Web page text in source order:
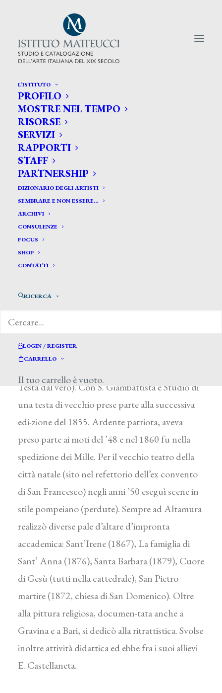
L’ISTITUTO
PROFILO
MOSTRE NEL TEMPO
RISORSE
SERVIZI
RAPPORTI
STAFF
PARTNERSHIP
DIZIONARIO DEGLI ARTISTI
SEMBRARE E NON ESSERE…
ARCHIVI
CONSULENZE
FOCUS
SHOP
CONTATTI
RICERCA
LOGIN / REGISTER
CARRELLO
Il tuo carrello è vuoto.
CERCA TRA GLI ARTISTI:
Search
for:
Lorusso Francesco*
LORUSSO FRANCESCO
Studiò all’Accademia di Belle Arti di Napoli
Mostra Borbonica del 1851 (Le quattro età
Testa dal vero). Con S. Giambattista e Studio di
una testa di vecchio prese parte alla successiva
edi-zione del 1855. Ardente patriota, aveva
preso parte ai moti del ’48 e nel 1860 fu nella
spedizione dei Mille. Per il vecchio teatro della
città natale (sito nel refettorio dell’ex convento
di San Francesco) negli anni ’50 eseguì scene in
stile pompeiano (perdute). Sempre ad Altamura
realizzò diverse pale d’altare d’impronta
accademica: Sant’Irene (1867), La famiglia di
Sant’ Anna (1876), Santa Barbara (1879), Cuore
di Gesù (tutti nella cattedrale), San Pietro
martire (1872, chiesa di San Domenico). Oltre
alla pittura religiosa, documen-tata anche a
Gravina e a Bari, si dedicò alla ritrattistica. Svolse
inoltre attività didattica ed ebbe fra i suoi allievi
E. Castellaneta.